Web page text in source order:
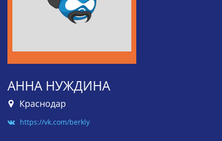
АННА НУЖДИНА
Краснодар
https://vk.com/berkly